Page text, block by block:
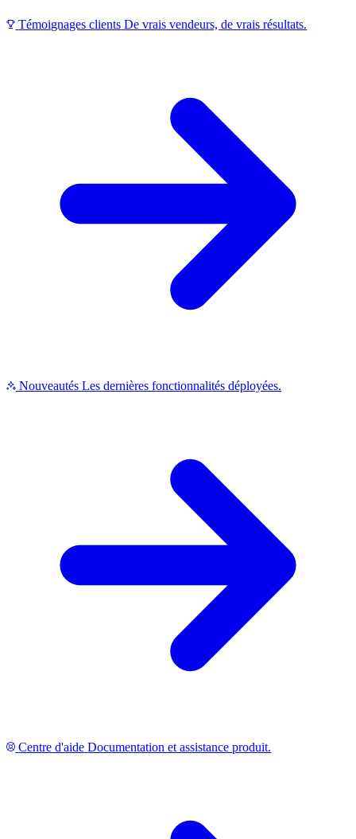
Témoignages clients De vrais vendeurs, de vrais résultats.
Nouveautés Les dernières fonctionnalités déployées.
Centre d'aide Documentation et assistance produit.